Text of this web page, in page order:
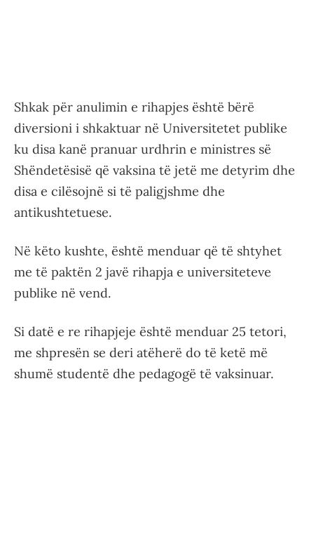
Shkak për anulimin e rihapjes është bërë
diversioni i shkaktuar në Universitetet publike
ku disa kanë pranuar urdhrin e ministres së
Shëndetësisë që vaksina të jetë me detyrim dhe
disa e cilësojnë si të paligjshme dhe
antikushtetuese.
Në këto kushte, është menduar që të shtyhet
me të paktën 2 javë rihapja e universiteteve
publike në vend.
Si datë e re rihapjeje është menduar 25 tetori,
me shpresën se deri atëherë do të ketë më
shumë studentë dhe pedagogë të vaksinuar.